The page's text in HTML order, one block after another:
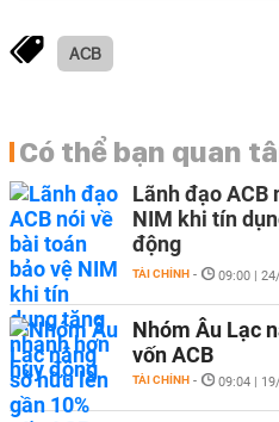
ACB
Có thể bạn quan
Lãnh đạo ACB
NIM khi tín
động
TÀI CHÍNH - 09:00 |
Nhóm Âu Lạc
vốn ACB
TÀI CHÍNH - 09:04 |